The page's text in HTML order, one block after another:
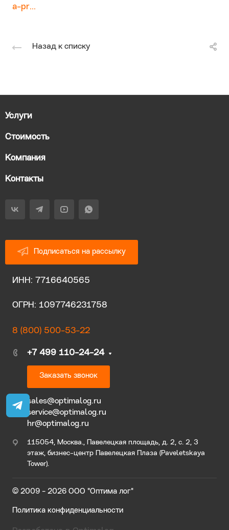
a-pr...
Назад к списку
Услуги
Стоимость
Компания
Контакты
Подписаться на рассылку
ИНН: 7716640565
ОГРН: 1097746231758
8 (800) 500-53-22
+7 499 110-24-24
Заказать звонок
sales@optimalog.ru
service@optimalog.ru
hr@optimalog.ru
115054, Москва., Павелецкая площадь, д. 2, с. 2, 3
этаж, бизнес-центр Павелецкая Плаза (Paveletskaya
Tower).
© 2009 - 2026 ООО "Оптима лог"
Политика конфиденциальности